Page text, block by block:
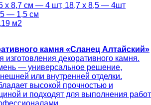
х 8,7 см — 4 шт, 18,7 х 8,5 — 4шт
— 1,5 см
м2
камня «Сланец Алтайский»
изготовления декоративного камня.
— универсальное решение,
или внутренней отделки.
высокой прочностью и
и подходят для выполнения работ